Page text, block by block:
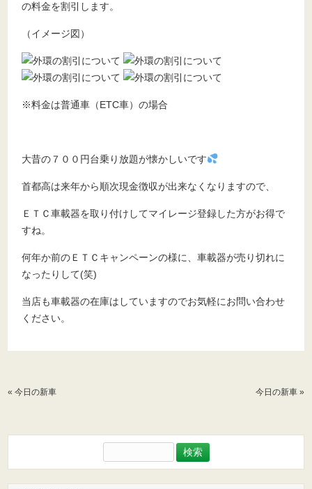
の料金を割引します。
（イメージ図）
※料金は普通車（ETC車）の場合
大昔の７００円台乗り放題が懐かしいです
首都高は来年から順次現金徴収が出来なくなりますので、
ＥＴＣ車載器を取り付けしてマイレージ登録した方がお得で
すね。
何年か前のＥＴＣキャンペーンの様に、車載器が売り切れに
なったりして(笑)
当店も車載器の在庫はしていますのでお気軽にお問い合わせ
ください。
«今日の新車 今日の新車»
索: